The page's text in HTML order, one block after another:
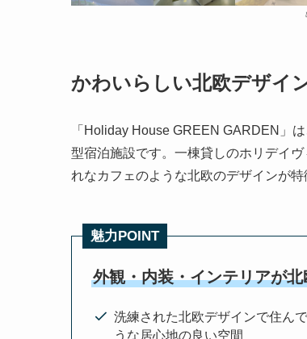
かわいらしい北欧デザイ
「Holiday House GREEN GARDEN」
型宿泊施設です。一棟貸しのホリデイ
れなカフェのような北欧のデザインが
魅力POINT
外観・内装・インテリアが
洗練された北欧デザインで住ん
うな居心地の良い空間